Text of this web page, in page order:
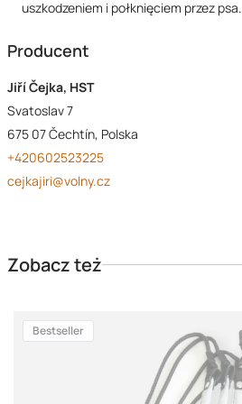
uszkodzeniem i połknięciem przez psa.
Producent
Jiří Čejka, HST
Svatoslav 7
675 07 Čechtín, Polska
+420602523225
cejkajiri@volny.cz
Zobacz też
Bestseller